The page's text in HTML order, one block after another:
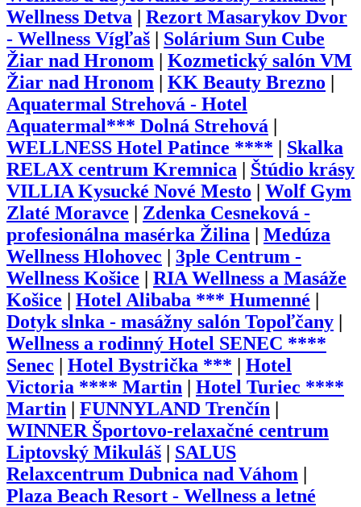
Wellness Detva
Rezort Masarykov Dvor
- Wellness Vígľaš
Solárium Sun Cube
Žiar nad Hronom
Kozmetický salón VM
Žiar nad Hronom
KK Beauty Brezno
Aquatermal Strehová - Hotel
Aquatermal*** Dolná Strehová
WELLNESS Hotel Patince ****
Skalka
RELAX centrum Kremnica
Štúdio krásy
VILLIA Kysucké Nové Mesto
Wolf Gym
Zlaté Moravce
Zdenka Cesneková -
profesionálna masérka Žilina
Medúza
Wellness Hlohovec
3ple Centrum -
Wellness Košice
RIA Wellness a Masáže
Košice
Hotel Alibaba *** Humenné
Dotyk slnka - masážny salón Topoľčany
Wellness a rodinný Hotel SENEC ****
Senec
Hotel Bystrička ***
Hotel
Victoria **** Martin
Hotel Turiec ****
Martin
FUNNYLAND Trenčín
WINNER Športovo-relaxačné centrum
Liptovský Mikuláš
SALUS
Relaxcentrum Dubnica nad Váhom
Plaza Beach Resort - Wellness a letné